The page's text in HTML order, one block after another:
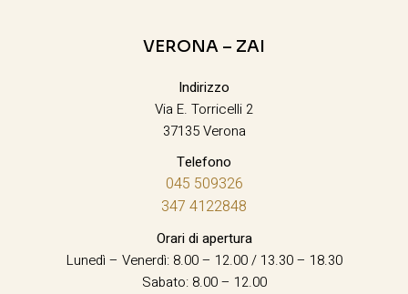
VERONA – ZAI
Indirizzo
Via E. Torricelli 2
37135 Verona
Telefono
045 509326
347 4122848
Orari di apertura
Lunedì – Venerdì: 8.00 – 12.00 / 13.30 – 18.30
Sabato: 8.00 – 12.00